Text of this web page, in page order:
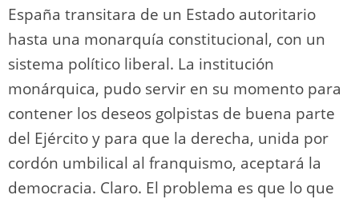
España transitara de un Estado autoritario
hasta una monarquía constitucional, con un
sistema político liberal. La institución
monárquica, pudo servir en su momento para
contener los deseos golpistas de buena parte
del Ejército y para que la derecha, unida por
cordón umbilical al franquismo, aceptará la
democracia. Claro. El problema es que lo que